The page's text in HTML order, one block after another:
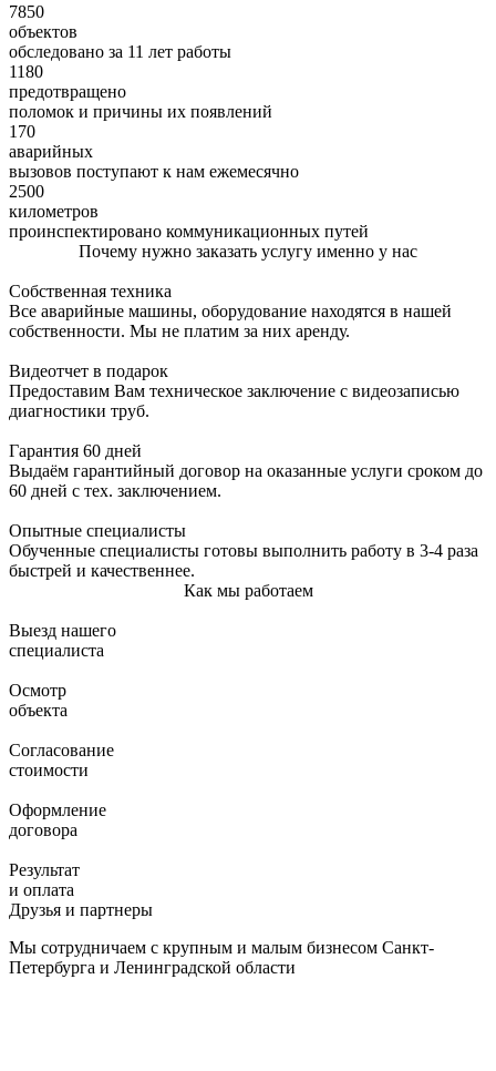
7850
объектов
обследовано за 11 лет работы
1180
предотвращено
поломок и причины их появлений
170
аварийных
вызовов поступают к нам ежемесячно
2500
километров
проинспектировано коммуникационных путей
Почему нужно заказать услугу именно у нас
Собственная техника
Все аварийные машины, оборудование находятся в нашей
собственности. Мы не платим за них аренду.
Видеотчет в подарок
Предоставим Вам техническое заключение с видеозаписью
диагностики труб.
Гарантия 60 дней
Выдаём гарантийный договор на оказанные услуги сроком до
60 дней с тех. заключением.
Опытные специалисты
Обученные специалисты готовы выполнить работу в 3-4 раза
быстрей и качественнее.
Как мы работаем
Выезд нашего
специалиста
Осмотр
объекта
Согласование
стоимости
Оформление
договора
Результат
и оплата
Друзья и партнеры
Мы сотрудничаем с крупным и малым бизнесом Санкт-
Петербурга и Ленинградской области